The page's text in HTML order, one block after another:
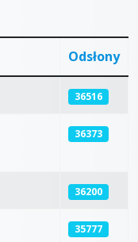
Odsłony
36516
36373
36200
35777